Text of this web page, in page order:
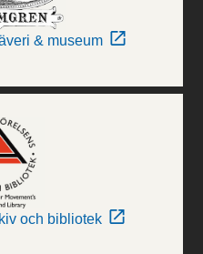
& museum
och bibliotek